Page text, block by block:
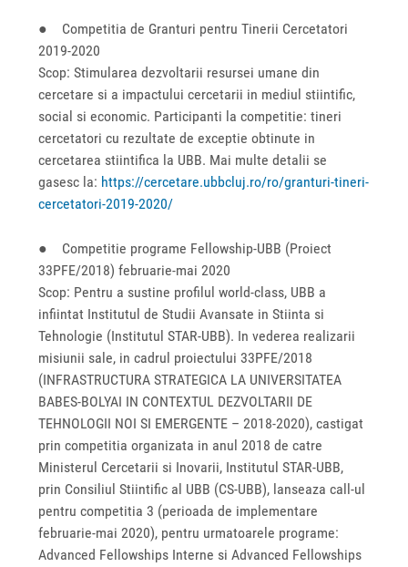
● Competitia de Granturi pentru Tinerii Cercetatori
2019-2020
Scop: Stimularea dezvoltarii resursei umane din
cercetare si a impactului cercetarii in mediul stiintific,
social si economic. Participanti la competitie: tineri
cercetatori cu rezultate de exceptie obtinute in
cercetarea stiintifica la UBB. Mai multe detalii se
gasesc la: https://cercetare.ubbcluj.ro/ro/granturi-tineri-
cercetatori-2019-2020/
● Competitie programe Fellowship-UBB (Proiect
33PFE/2018) februarie-mai 2020
Scop: Pentru a sustine profilul world-class, UBB a
infiintat Institutul de Studii Avansate in Stiinta si
Tehnologie (Institutul STAR-UBB). In vederea realizarii
misiunii sale, in cadrul proiectului 33PFE/2018
(INFRASTRUCTURA STRATEGICA LA UNIVERSITATEA
BABES-BOLYAI IN CONTEXTUL DEZVOLTARII DE
TEHNOLOGII NOI SI EMERGENTE – 2018-2020), castigat
prin competitia organizata in anul 2018 de catre
Ministerul Cercetarii si Inovarii, Institutul STAR-UBB,
prin Consiliul Stiintific al UBB (CS-UBB), lanseaza call-ul
pentru competitia 3 (perioada de implementare
februarie-mai 2020), pentru urmatoarele programe:
Advanced Fellowships Interne si Advanced Fellowships